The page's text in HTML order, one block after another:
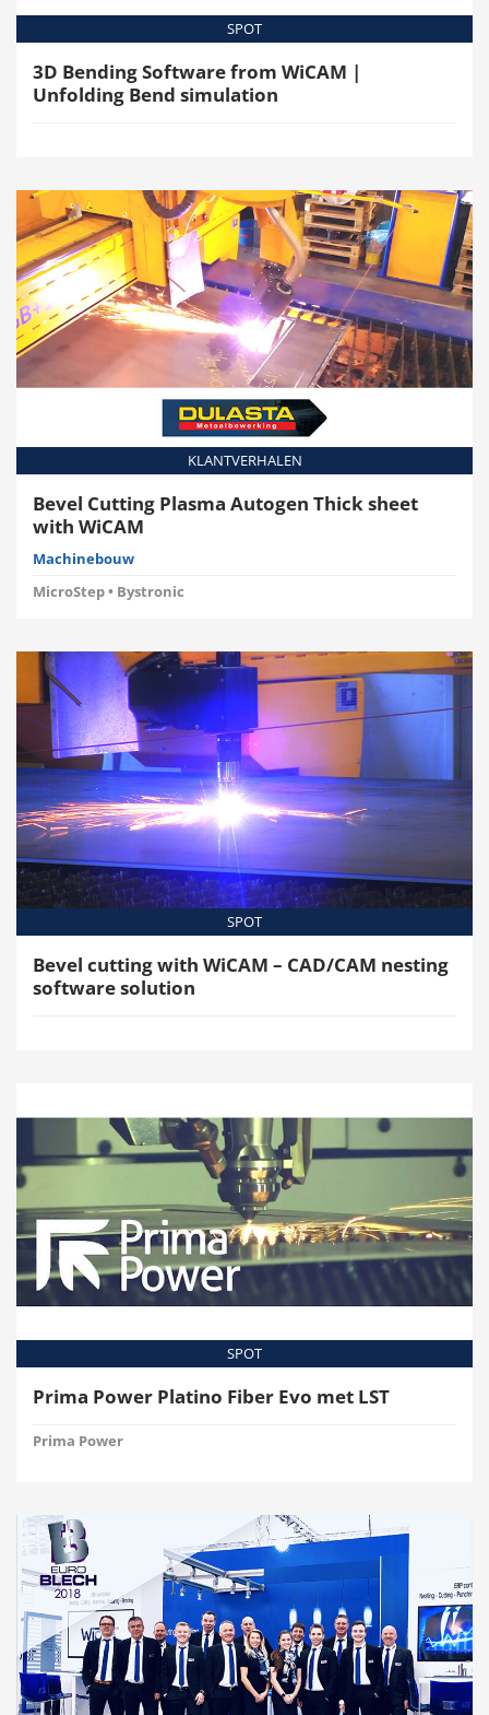
SPOT
3D Bending Software from WiCAM |
Unfolding Bend simulation
KLANTVERHALEN
Bevel Cutting Plasma Autogen Thick sheet
with WiCAM
Machinebouw
MicroStep • Bystronic
SPOT
Bevel cutting with WiCAM – CAD/CAM nesting
software solution
SPOT
Prima Power Platino Fiber Evo met LST
Prima Power